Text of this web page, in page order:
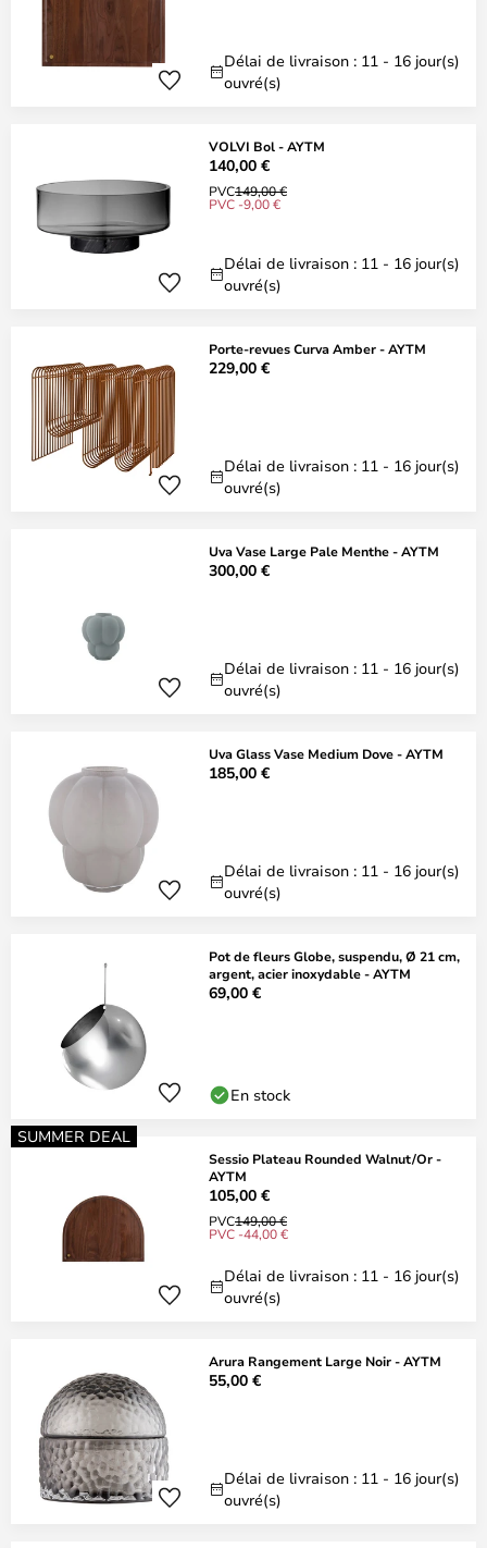
Délai de livraison : 11 - 16 jour(s)
ouvré(s)
VOLVI Bol - AYTM
140,00 €
PVC149,00 €
PVC -9,00 €
Délai de livraison : 11 - 16 jour(s)
ouvré(s)
Porte-revues Curva Amber - AYTM
229,00 €
Délai de livraison : 11 - 16 jour(s)
ouvré(s)
Uva Vase Large Pale Menthe - AYTM
300,00 €
Délai de livraison : 11 - 16 jour(s)
ouvré(s)
Uva Glass Vase Medium Dove - AYTM
185,00 €
Délai de livraison : 11 - 16 jour(s)
ouvré(s)
Pot de fleurs Globe, suspendu, Ø 21 cm,
argent, acier inoxydable - AYTM
69,00 €
En stock
SUMMER DEAL
Sessio Plateau Rounded Walnut/Or -
AYTM
105,00 €
PVC149,00 €
PVC -44,00 €
Délai de livraison : 11 - 16 jour(s)
ouvré(s)
Arura Rangement Large Noir - AYTM
55,00 €
Délai de livraison : 11 - 16 jour(s)
ouvré(s)